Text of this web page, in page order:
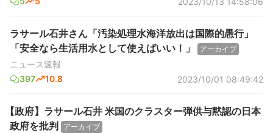
ラサール石井さん「汚染処理水海洋放出は国際的愚行」
「安全なら生活用水として使えばいい！」
アーカイブ
ニュース速報
397
10.8 2023/10/01 08:49:42
【政府】ラサール石井 米国のクラスター弾供与黙認の日本
政府を批判
アーカイブ